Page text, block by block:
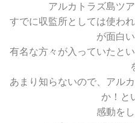
アルカトラズ島ツ
すでに収監所としては使わ
が面白
有名な方々が入っていたと
あまり知らないので、アル
か！と
感動を